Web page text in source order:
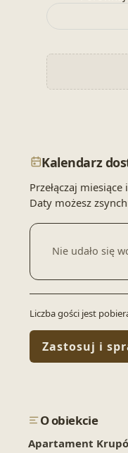
Kalendarz
Przełączaj
Daty możesz
Nie udało się
Liczba gości jest
Zastosuj i
O obiekcie
Apartament